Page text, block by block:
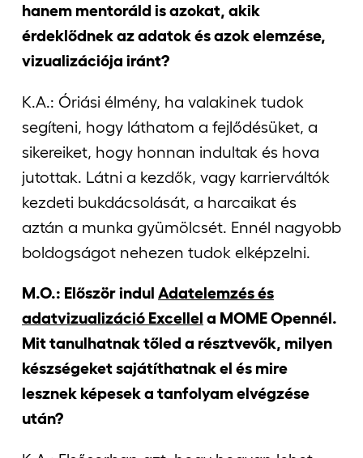
hanem mentoráld is azokat, akik
érdeklődnek az adatok és azok elemzése,
vizualizációja iránt?
K.A.: Óriási élmény, ha valakinek tudok
segíteni, hogy láthatom a fejlődésüket, a
sikereiket, hogy honnan indultak és hova
jutottak. Látni a kezdők, vagy karrierváltók
kezdeti bukdácsolását, a harcaikat és
aztán a munka gyümölcsét. Ennél nagyobb
boldogságot nehezen tudok elképzelni.
M.O.: Először indul Adatelemzés és
adatvizualizáció Excellel a MOME Opennél.
Mit tanulhatnak tőled a résztvevők, milyen
készségeket sajátíthatnak el és mire
lesznek képesek a tanfolyam elvégzése
után?